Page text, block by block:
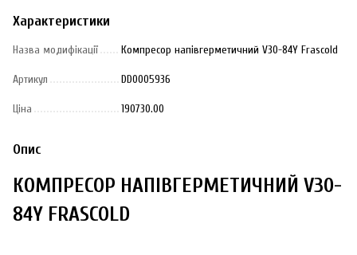
Характеристики
Назва модифікації Компресор напівгерметичний V30-84Y Frascold
Артикул DD0005936
Ціна 190730.00
Опис
КОМПРЕСОР НАПІВГЕРМЕТИЧНИЙ V30-
84Y FRASCOLD